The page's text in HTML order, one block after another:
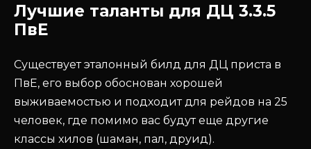
Лучшие таланты для ДЦ 3.3.5
ПвЕ
Существует эталонный билд для ДЦ приста в
ПвЕ, его выбор обоснован хорошей
выживаемостью и подходит для рейдов на 25
человек, где помимо вас будут еще другие
классы хилов (шаман, пал, друид).